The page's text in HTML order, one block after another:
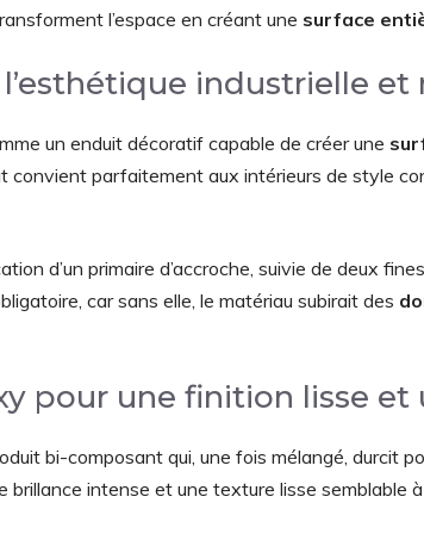
l’espace en créant une surface
industrielle et
un enduit décoratif capable de créer une
convient parfaitement aux intérieurs de style
d’un primaire d’accroche, suivie de deux
car sans elle, le matériau subirait des
pour une finition lisse et
bi-composant qui, une fois mélangé, durcit
brillance intense et une texture lisse semblable